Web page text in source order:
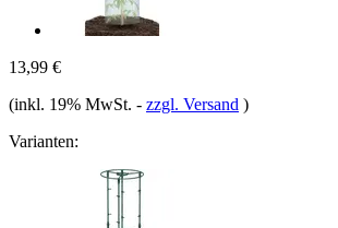
13,99 €
(inkl. 19% MwSt. - zzgl. Versand )
Varianten: